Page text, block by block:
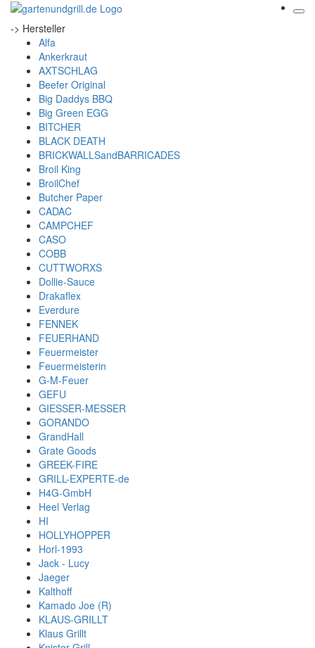
-> Hersteller
Alfa
Ankerkraut
AXTSCHLAG
Beefer Original
Big Daddys BBQ
Big Green EGG
BITCHER
BLACK DEATH
BRICKWALLSandBARRICADES
Broil King
BroilChef
Butcher Paper
CADAC
CAMPCHEF
CASO
COBB
CUTTWORXS
Dollie-Sauce
Drakaflex
Everdure
FENNEK
FEUERHAND
Feuermeister
Feuermeisterin
G-M-Feuer
GEFU
GIESSER-MESSER
GORANDO
GrandHall
Grate Goods
GREEK-FIRE
GRILL-EXPERTE-de
H4G-GmbH
Heel Verlag
HI
HOLLYHOPPER
Horl-1993
Jack - Lucy
Jaeger
Kalthoff
Kamado Joe (R)
KLAUS-GRILLT
Klaus Grillt